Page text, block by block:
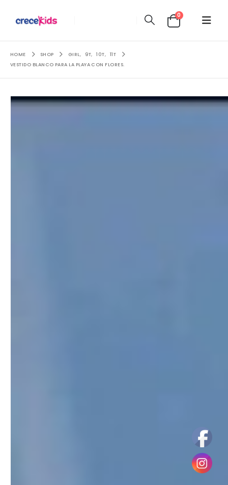
0
HOME SHOP GIRL, 9T, 10T,
11T
VESTIDO BLANCO PARA LA PLAYA CON FLORES.